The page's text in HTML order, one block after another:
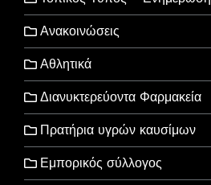
Ανακοινώσεις
Αθλητικά
Διανυκτερεύοντα Φαρμακεία
Πρατήρια υγρών καυσίμων
Εμπορικός σύλλογος